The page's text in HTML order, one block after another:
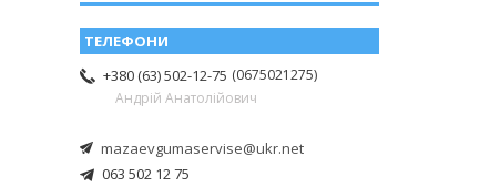
+380 (63) 502-12-75 0675021275
Андрій Анатолійович
mazaevgumaservise@ukr.net
063 502 12 75